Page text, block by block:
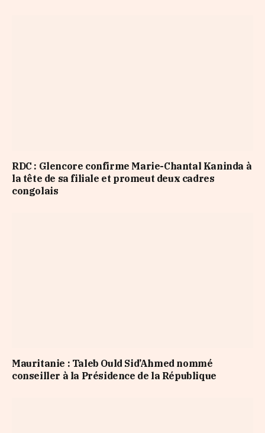
RDC : Glencore confirme Marie-Chantal Kaninda à
la tête de sa filiale et promeut deux cadres
congolais
Mauritanie : Taleb Ould Sid’Ahmed nommé
conseiller à la Présidence de la République